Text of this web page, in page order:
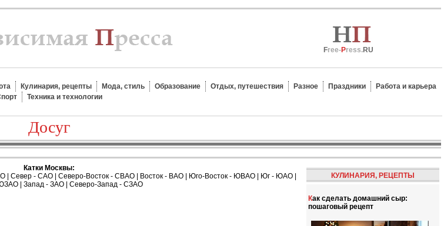
Free-Press.RU
Кулинария, рецепты Мода, стиль Образование Отдых, путешествия Разное Праздники
Работа и карьера
Техника и технологии
Досуг
Катки Москвы:
| Север - САО| Северо-Восток - СВАО| Восток - ВАО| Юго-Восток - ЮВАО| Юг - ЮАО|
Запад - ЗАО Северо-Запад - СЗАО
КУЛИНАРИЯ, РЕЦЕПТЫ
Как сделать домашний сыр:
пошаговый рецепт